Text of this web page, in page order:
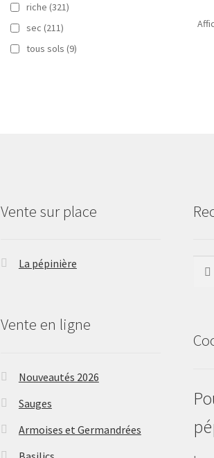
riche (321)
sec (211)
tous sols (9)
Vente sur place
La pépinière
Vente en ligne
Nouveautés 2026
Sauges
Armoises et Germandrées